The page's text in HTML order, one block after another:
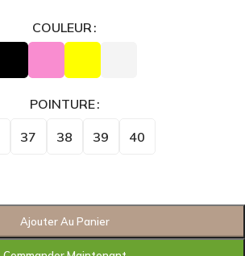
COULEUR
POINTURE
37 38 39 40
Ajouter Au Panier